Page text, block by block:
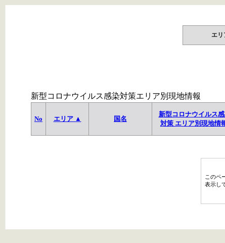
エリ
新型コロナウイルス感染対策エリア別現地情報
No エリア ▲ 国名
新型コロナウイルス
対策 エリア別現地情
このペ
表示し